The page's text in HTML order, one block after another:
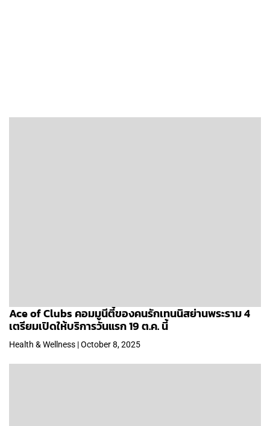
Ace of Clubs คอมมูนีตี้ของคนรักเทนนิสย่านพระราม 4
เตรียมเปิดให้บริการวันแรก 19 ต.ค. นี้
Health & Wellness | October 8, 2025